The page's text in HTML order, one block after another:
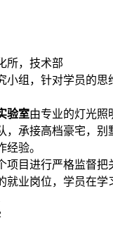
所，技术部
组，针对学员的
验室由专业的灯光照
承接高档豪宅，
验。
目进行严格监督把
业岗位，学员在